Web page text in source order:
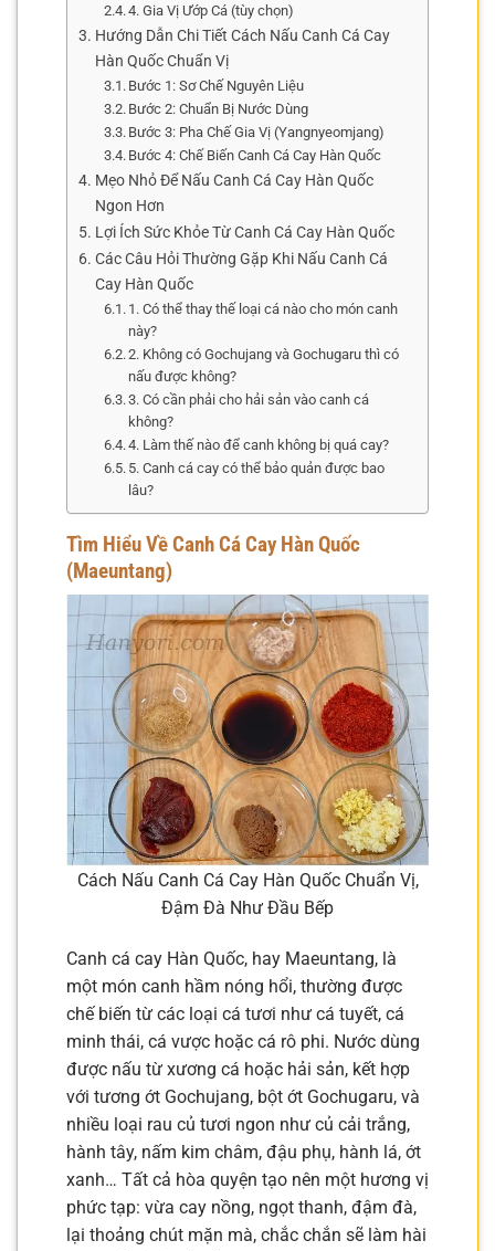
4. Gia Vị Ướp Cá (tùy chọn)
Hướng Dẫn Chi Tiết Cách Nấu Canh Cá Cay
Hàn Quốc Chuẩn Vị
Bước 1: Sơ Chế Nguyên Liệu
Bước 2: Chuẩn Bị Nước Dùng
Bước 3: Pha Chế Gia Vị (Yangnyeomjang)
Bước 4: Chế Biến Canh Cá Cay Hàn Quốc
Mẹo Nhỏ Để Nấu Canh Cá Cay Hàn Quốc
Ngon Hơn
Lợi Ích Sức Khỏe Từ Canh Cá Cay Hàn Quốc
Các Câu Hỏi Thường Gặp Khi Nấu Canh Cá
Cay Hàn Quốc
1. Có thể thay thế loại cá nào cho món canh
này?
2. Không có Gochujang và Gochugaru thì có
nấu được không?
3. Có cần phải cho hải sản vào canh cá
không?
4. Làm thế nào để canh không bị quá cay?
5. Canh cá cay có thể bảo quản được bao
lâu?
Tìm Hiểu Về Canh Cá Cay Hàn Quốc
(Maeuntang)
Cách Nấu Canh Cá Cay Hàn Quốc Chuẩn Vị,
Đậm Đà Như Đầu Bếp
Canh cá cay Hàn Quốc, hay Maeuntang, là
một món canh hầm nóng hổi, thường được
chế biến từ các loại cá tươi như cá tuyết, cá
minh thái, cá vược hoặc cá rô phi. Nước dùng
được nấu từ xương cá hoặc hải sản, kết hợp
với tương ớt Gochujang, bột ớt Gochugaru, và
nhiều loại rau củ tươi ngon như củ cải trắng,
hành tây, nấm kim châm, đậu phụ, hành lá, ớt
xanh… Tất cả hòa quyện tạo nên một hương vị
phức tạp: vừa cay nồng, ngọt thanh, đậm đà,
lại thoảng chút mặn mà, chắc chắn sẽ làm hài